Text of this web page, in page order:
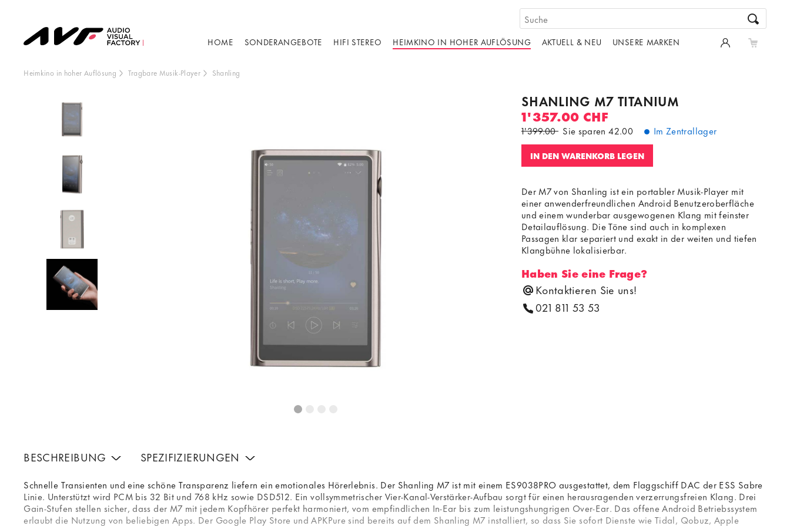
HOME SONDERANGEBOTE HIFI STEREO HEIMKINO IN HOHER AUFLÖSUNG AKTUELL & NEU UNSERE MARKEN
Heimkino in hoher Auflösung Tragbare Musik-Player Shanling
SHANLING M7 TITANIUM
1'357.00 CHF
1'399.00 Sie sparen42.00 Im Zentrallager
IN DEN WARENKORB LEGEN
Der M7 von Shanling ist ein portabler Musik-Player mit
einer anwenderfreundlichen Android Benutzeroberfläche
und einem wunderbar ausgewogenen Klang mit feinster
Detailauflösung. Die Töne sind auch in komplexen
Passagen klar separiert und exakt in der weiten und tiefen
Klangbühne lokalisierbar.
Haben Sie eine Frage?
Kontaktieren Sie uns!
021 811 53 53
BESCHREIBUNG
Schnelle Transienten und eine schöne Transparenz liefern ein emotionales Hörerlebnis. Der Shanling M7 ist mit einem ES9038PRO ausgestattet, dem Flaggschiff DAC der ESS Sabre
Linie. Unterstützt wird PCM bis 32 Bit und 768 kHz sowie DSD512. Ein vollsymmetrischer Vier-Kanal-Verstärker-Aufbau sorgt für einen herausragenden verzerrungsfreien Klang. Drei
Gain-Stufen stellen sicher, dass der M7 mit jedem Kopfhörer perfekt harmoniert, vom empfindlichen In-Ear bis zum leistungshungrigen Over-Ear. Das offene Android Betriebssystem
erlaubt die Nutzung von beliebigen Apps. Der Google Play Store und APKPure sind bereits auf dem Shanling M7 installiert, so dass Sie sofort Dienste wie Tidal, Qobuz, Apple
SPEZIFIZIERUNGEN